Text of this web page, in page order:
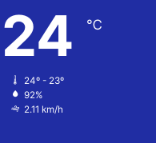
24 ℃
24º - 23º
92%
2.11 km/h